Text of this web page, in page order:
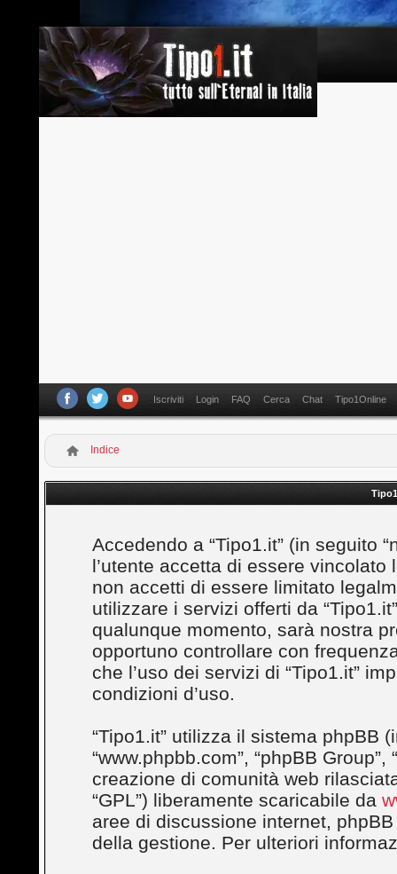
Iscriviti Login FAQ Cerca Chat Tipo1Online
Indice
Accedendo a “Tipo1.it” (in seguito
l’utente accetta di essere
non accetti di essere limitato
utilizzare i servizi offerti da
qualunque momento, sarà nostra
opportuno controllare con
che l’uso dei servizi di “Tipo1.it”
condizioni d’uso.
“Tipo1.it” utilizza il sistema phpBB
“www.phpbb.com”, “phpBB
creazione di comunità web
“GPL”) liberamente scaricabile da
aree di discussione internet,
della gestione. Per ulteriori